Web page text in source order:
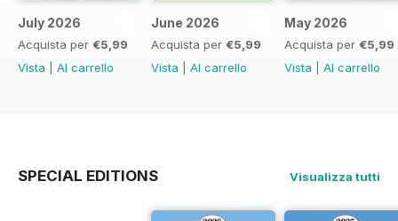
July 2026
Acquista per €5,99
Vista
Al carrello
June 2026
Acquista per €5,99
Vista
Al carrello
May 2026
Acquista per €5,99
Vista
Al carrello
SPECIAL EDITIONS Visualizza tutti